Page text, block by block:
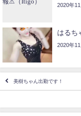
2020年
はるち
2020年
美樹ちゃん出勤です！